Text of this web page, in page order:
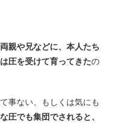
親や兄などに、本人たち
圧を受けて育ってきたの
事ない、もしくは気にも
圧でも集団でされると、